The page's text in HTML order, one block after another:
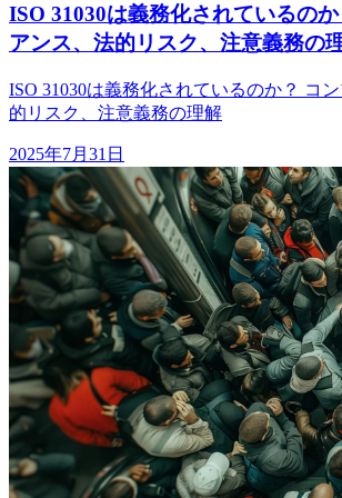
ISO 31030は義務化されているの
アンス、法的リスク、注意義務の
ISO 31030は義務化されているのか？ コ
的リスク、注意義務の理解
2025年7月31日